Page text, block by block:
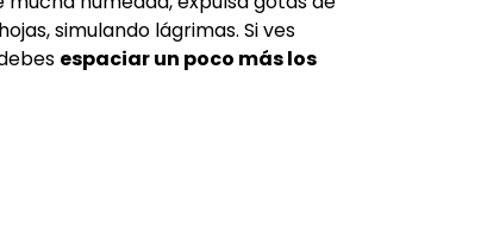
simulando lágrimas. Si ves
espaciar un poco más los